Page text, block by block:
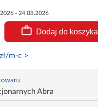
- 24.08.2026
Dodaj do koszyka
m-c >
Abra